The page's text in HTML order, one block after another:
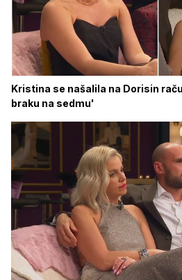
Kristina se našalila na Dorisin
braku na sedmu'